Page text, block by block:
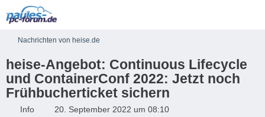
Nachrichten von heise.de
heise-Angebot: Continuous Lifecycle
und ContainerConf 2022: Jetzt noch
Frühbucherticket sichern
Info 20. September 2022 um 08:10